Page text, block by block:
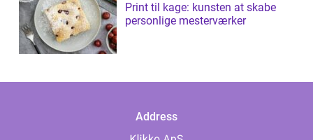
Print til kage: kunsten at skabe
personlige mesterværker
Address